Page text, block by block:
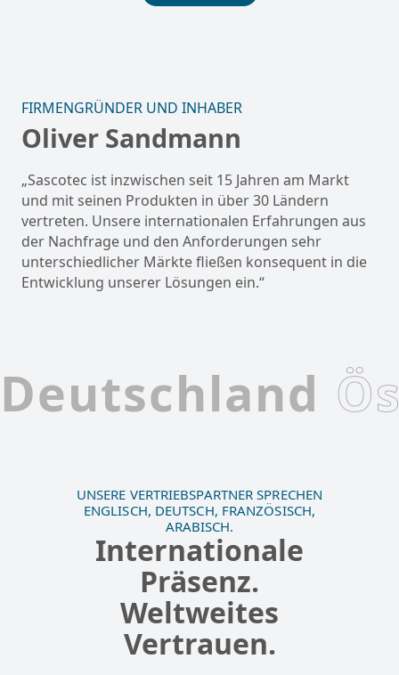
FIRMENGRÜNDER UND INHABER
Oliver Sandmann
„Sascotec ist inzwischen seit 15 Jahren am Markt
und mit seinen Produkten in über 30 Ländern
vertreten. Unsere internationalen Erfahrungen aus
der Nachfrage und den Anforderungen sehr
unterschiedlicher Märkte fließen konsequent in die
Entwicklung unserer Lösungen ein.“
Deutschland
UNSERE VERTRIEBSPARTNER SPRECHEN
ENGLISCH, DEUTSCH, FRANZÖSISCH,
ARABISCH.
Internationale
Präsenz.
Weltweites
Vertrauen.